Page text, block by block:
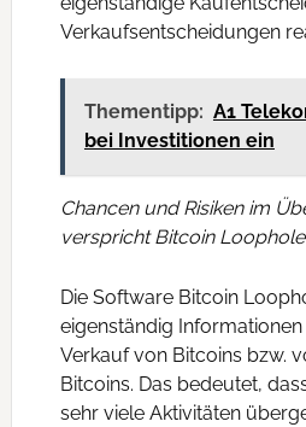
Verkaufsentscheidungen
Thementipp: A1
bei Investitionen ein
Chancen und Risiken im
verspricht Bitcoin
Die Software Bitcoin
eigenständig
Verkauf von Bitcoins bzw.
Bitcoins. Das bedeutet,
sehr viele Aktivitäten